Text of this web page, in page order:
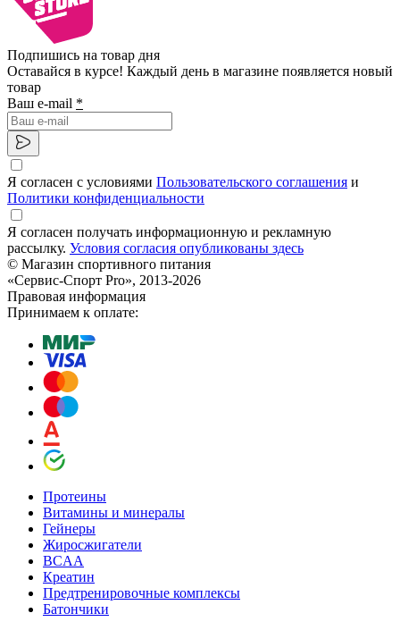
Подпишись на товар дня
Оставайся в курсе! Каждый день в магазине появляется новый
товар
Ваш e-mail *
Я согласен с условиями Пользовательского соглашения и
Политики конфиденциальности
Я согласен получать информационную и рекламную
рассылку. Условия согласия опубликованы здесь
© Магазин спортивного питания
«Сервис-Спорт Pro», 2013-2026
Правовая информация
Принимаем к оплате:
Протеины
Витамины и минералы
Гейнеры
Жиросжигатели
BCAA
Креатин
Предтренировочные комплексы
Батончики